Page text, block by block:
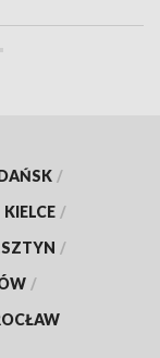
/
KIELCE /
/
/